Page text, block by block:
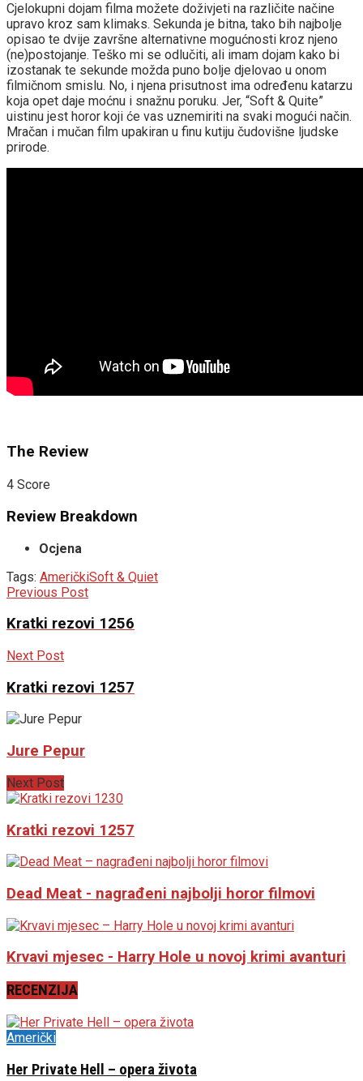
Cjelokupni dojam filma možete doživjeti na različite načine
upravo kroz sam klimaks. Sekunda je bitna, tako bih najbolje
opisao te dvije završne alternativne mogućnosti kroz njeno
(ne)postojanje. Teško mi se odlučiti, ali imam dojam kako bi
izostanak te sekunde možda puno bolje djelovao u onom
filmičnom smislu. No, i njena prisutnost ima određenu katarzu
koja opet daje moćnu i snažnu poruku. Jer, “Soft & Quite”
uistinu jest horor koji će vas uznemiriti na svaki mogući način.
Mračan i mučan film upakiran u finu kutiju čudovišne ljudske
prirode.
The Review
4 Score
Review Breakdown
Ocjena
Tags: AmeričkiSoft & Quiet
Previous Post
Kratki rezovi 1256
Next Post
Kratki rezovi 1257
Jure Pepur
Next Post
Kratki rezovi 1257
Dead Meat - nagrađeni najbolji horor filmovi
Krvavi mjesec - Harry Hole u novoj krimi avanturi
RECENZIJA
Američki
Her Private Hell – opera života